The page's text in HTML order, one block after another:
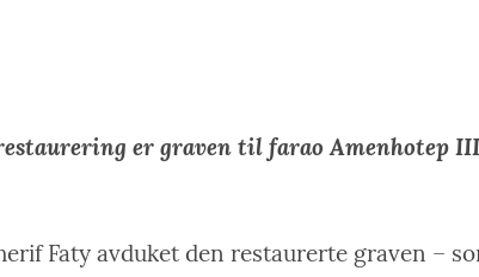
er graven til farao Amenhotep
Faty avduket den restaurerte graven –